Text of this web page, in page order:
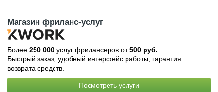
Магазин фриланс-услуг
Более 250 000 услуг фрилансеров от500 руб.
Быстрый заказ, удобный интерфейс работы, гарантия
возврата средств.
Посмотреть услуги